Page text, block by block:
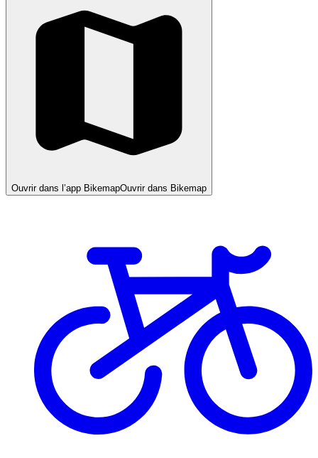
Ouvrir dans l’app BikemapOuvrir dans Bikemap